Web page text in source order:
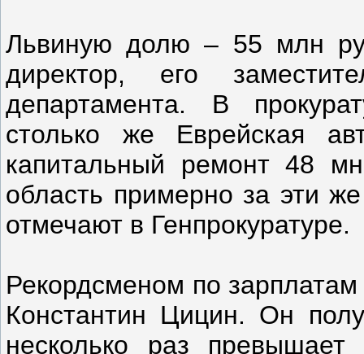
Львиную долю – 55 млн
директор, его
департамента. В
столько же Еврейская
капитальный ремонт 48
область примерно за эти
отмечают в Генпрокуратуре.
Рекордсменом по
Константин Цицин. Он
несколько раз